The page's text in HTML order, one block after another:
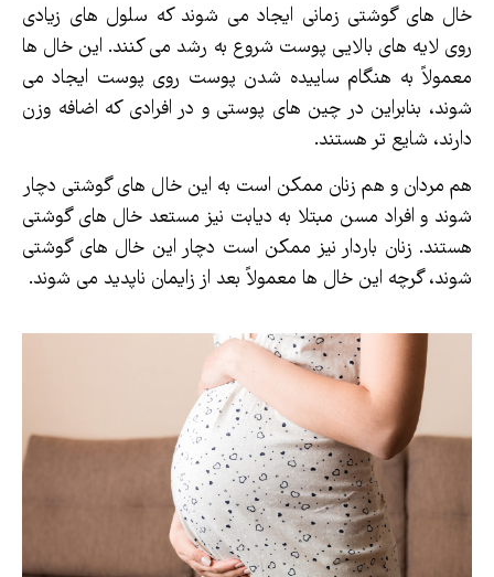
خال های گوشتی زمانی ایجاد می شوند که سلول های زیادی
روی لایه های بالایی پوست شروع به رشد می کنند. این خال ها
معمولاً به هنگام ساییده شدن پوست روی پوست ایجاد می
شوند، بنابراین در چین های پوستی و در افرادی که اضافه وزن
دارند، شایع تر هستند.
هم مردان و هم زنان ممکن است به این خال های گوشتی دچار
شوند و افراد مسن مبتلا به دیابت نیز مستعد خال های گوشتی
هستند. زنان باردار نیز ممکن است دچار این خال های گوشتی
شوند، گرچه این خال ها معمولاً بعد از زایمان ناپدید می شوند.